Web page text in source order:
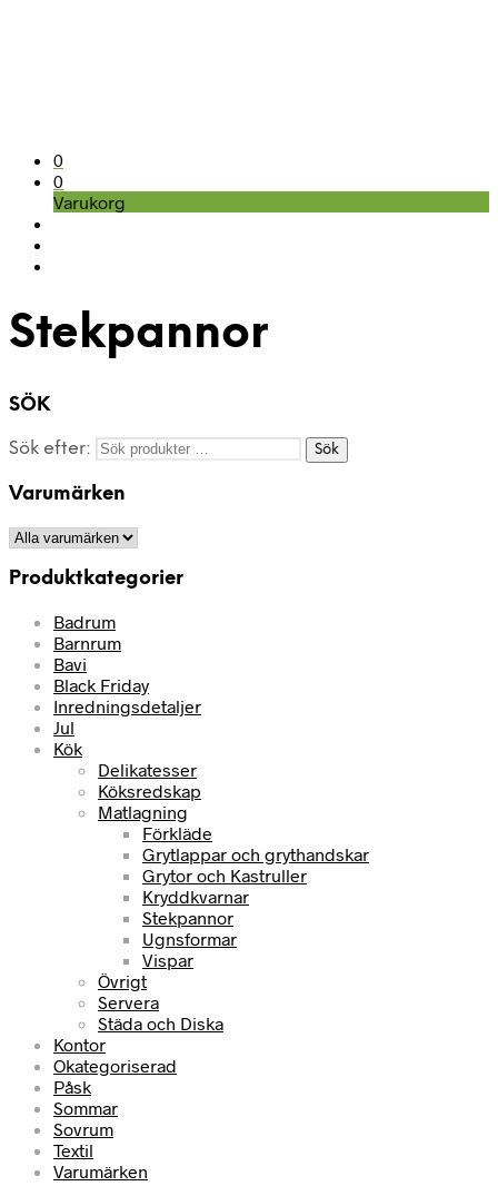
0
0
Varukorg
Stekpannor
SÖK
Sök efter: Sök
Varumärken
Produktkategorier
Badrum
Barnrum
Bavi
Black Friday
Inredningsdetaljer
Jul
Kök
Delikatesser
Köksredskap
Matlagning
Förkläde
Grytlappar och grythandskar
Grytor och Kastruller
Kryddkvarnar
Stekpannor
Ugnsformar
Vispar
Övrigt
Servera
Städa och Diska
Kontor
Okategoriserad
Påsk
Sommar
Sovrum
Textil
Varumärken